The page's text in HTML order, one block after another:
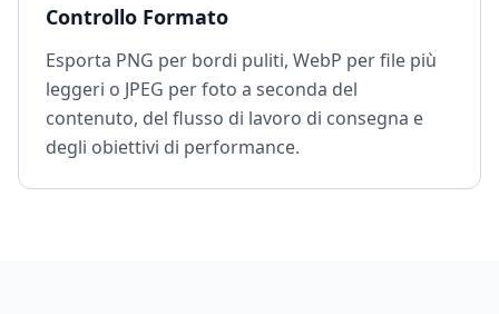
Controllo Formato
Esporta PNG per bordi puliti, WebP per file più
leggeri o JPEG per foto a seconda del
contenuto, del flusso di lavoro di consegna e
degli obiettivi di performance.